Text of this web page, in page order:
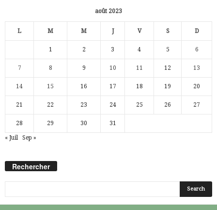
août 2023
L M M J V S D
1 2 3 4 5 6
7 8 9 10 11 12 13
14 15 16 17 18 19 20
21 22 23 24 25 26 27
28 29 30 31
« Juil Sep »
Rechercher